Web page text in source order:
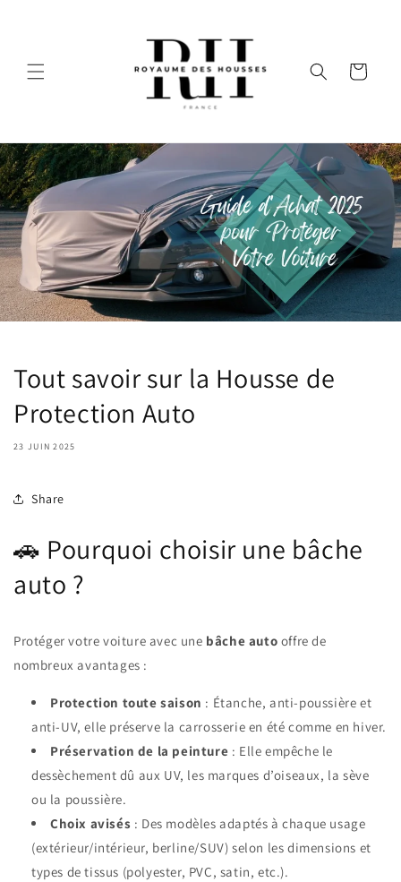
Panier
Tout savoir sur la Housse de
Protection Auto
23 JUIN 2025
Share
🚗 Pourquoi choisir une bâche
auto ?
Protéger votre voiture avec une bâche auto offre de
nombreux avantages :
Protection toute saison : Étanche, anti-poussière et
anti-UV, elle préserve la carrosserie en été comme en hiver.
Préservation de la peinture : Elle empêche le
dessèchement dû aux UV, les marques d’oiseaux, la sève
ou la poussière.
Choix avisés : Des modèles adaptés à chaque usage
(extérieur/intérieur, berline/SUV) selon les dimensions et
types de tissus (polyester, PVC, satin, etc.).